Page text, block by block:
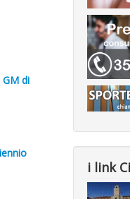
di
i link